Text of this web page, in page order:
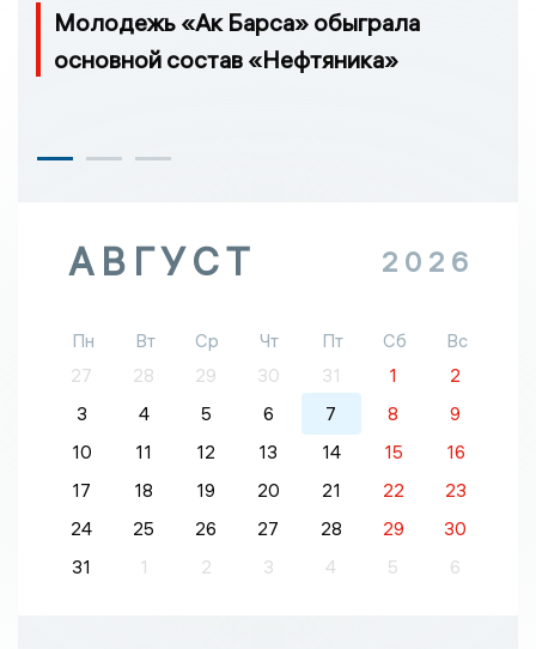
Молодежь «Ак Барса» обыграла
основной состав «Нефтяника»
АВГУСТ 2026
Пн Вт Ср Чт Пт Сб
Вс
27
28 29 30 31 1
2
3
4 5 6 7 8
9
10
11 12 13 14 15
16
17
18 19 20 21 22
23
24
25 26 27 28 29
30
31
1 2 3 4 5 6